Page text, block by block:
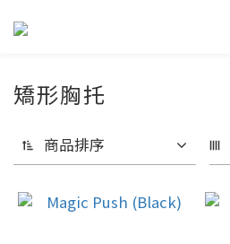
矯形胸托
商品排序